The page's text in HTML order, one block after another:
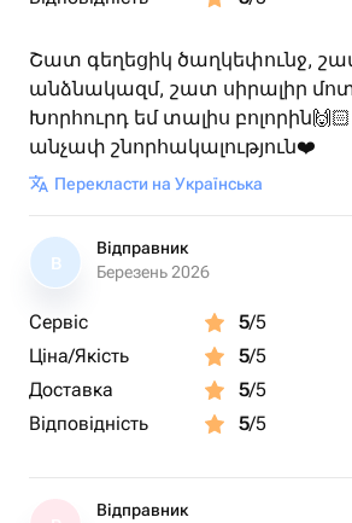
Շատ գեղեցիկ ծաղկեփունջ,
անձնակազմ, շատ սիրալիր
Խորհուրդ եմ տալիս
անչափ շնորհակալություն❤️
Перекласти на Українська
В
Відправник
Березень 2026
Сервіс 5/5
Ціна/Якість
5/5
Доставка
5/5
Відповідність
5/5
Відправник